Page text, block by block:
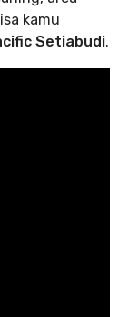
kamu
Setiabudi.